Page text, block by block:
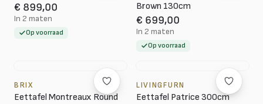
€ 899,00
In 2 maten
Op voorraad
Brown 130cm
€ 699,00
In 2 maten
Op voorraad
BRIX
Eettafel Montreaux Round
LIVINGFURN
Eettafel Patrice 300cm